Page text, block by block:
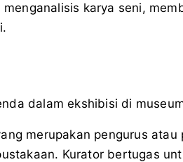
karya seni,
dalam ekshibisi di
merupakan pengurus
Kurator bertugas